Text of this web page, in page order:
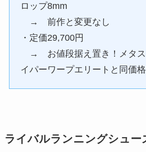
ロップ8mm
→ 前作と変更なし
・定価29,700円
→ お値段据え置き！メタス
イパーワープエリートと同価
ライバルランニングシュー